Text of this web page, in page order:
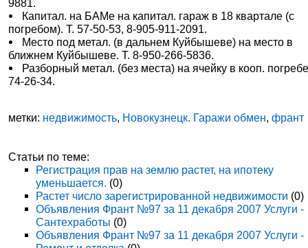
9881.
Капитал. на БАМе на капитал. гараж в 18 квартале (с
погребом). Т. 57-50-53, 8-905-911-2091.
Место под метал. (в дальнем Куйбышеве) на место в
ближнем Куйбышеве. Т. 8-950-266-5836.
Разборный метал. (без места) на ячейку в кооп.
74-26-34.
метки: недвижимость, Новокузнецк. Гаражи обмен,франт
Статьи по теме:
Регистрация прав на землю растет, на ипотеку
уменьшается. (0)
Растет число зарегистрированной недвижимости (0)
Объявления Франт №97 за 11 декабря 2007 Услуги -
Сантехработы (0)
Объявления Франт №97 за 11 декабря 2007 Услуги -